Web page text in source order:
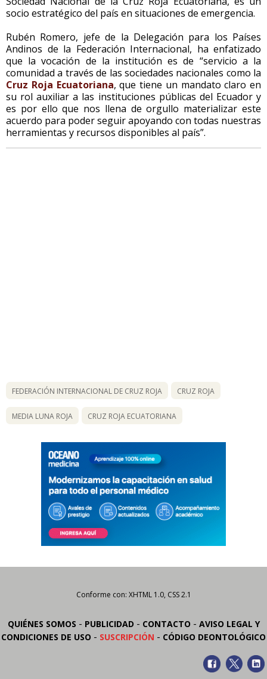
socio estratégico del país en situaciones de emergencia.
Rubén Romero, jefe de la Delegación para los Países
Andinos de la Federación Internacional, ha enfatizado
que la vocación de la institución es de “servicio a la
comunidad a través de las sociedades nacionales como la
Cruz Roja Ecuatoriana, que tiene un mandato claro en
su rol auxiliar a las instituciones públicas del Ecuador y
es por ello que nos llena de orgullo materializar este
acuerdo para poder seguir apoyando con todas nuestras
herramientas y recursos disponibles al país”.
FEDERACIÓN INTERNACIONAL DE CRUZ ROJA CRUZ ROJA
MEDIA LUNA ROJA CRUZ ROJA ECUATORIANA
Conforme con: XHTML 1.0, CSS 2.1
QUIÉNES SOMOS - PUBLICIDAD - CONTACTO - AVISO LEGAL Y
CONDICIONES DE USO - SUSCRIPCIÓN - CÓDIGO DEONTOLÓGICO